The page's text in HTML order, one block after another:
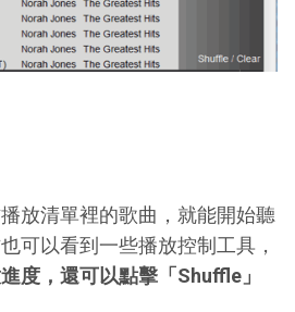
放清單裡的歌曲，就能開始聽
可以看到一些播放控制工具，
度，還可以點擊「Shuffle」